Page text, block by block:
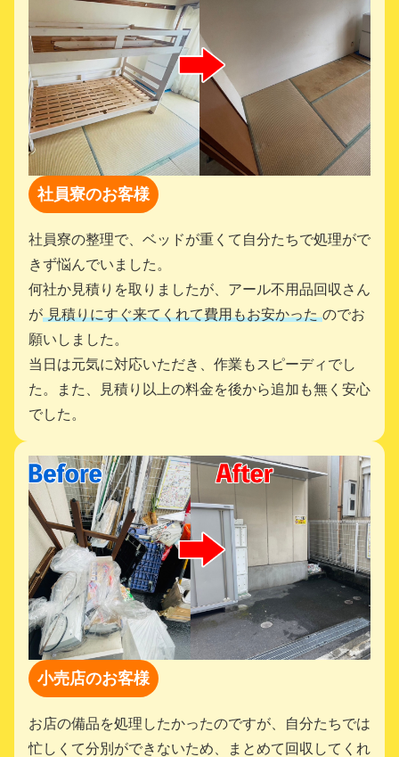
社員寮のお客様
社員寮の整理で、ベッドが重くて自分たちで処理がで
きず悩んでいました。
何社か見積りを取りましたが、アール不用品回収さん
が 見積りにすぐ来てくれて費用もお安かった のでお
願いしました。
当日は元気に対応いただき、作業もスピーディでし
た。また、見積り以上の料金を後から追加も無く安心
でした。
小売店のお客様
お店の備品を処理したかったのですが、自分たちでは
忙しくて分別ができないため、まとめて回収してくれ